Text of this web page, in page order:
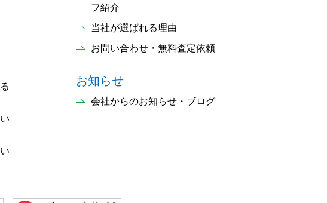
フ紹介
当社が選ばれる理由
お問い合わせ・無料査定依頼
お知らせ
会社からのお知らせ・ブログ